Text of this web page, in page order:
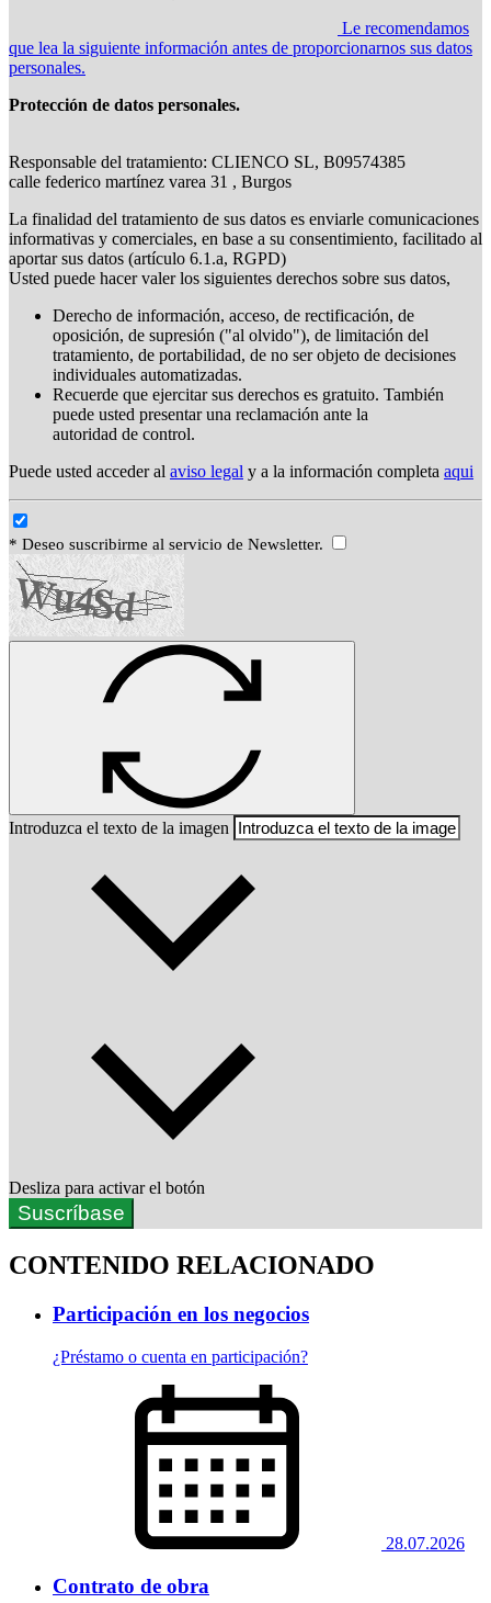
Le recomendamos
que lea la siguiente información antes de proporcionarnos sus datos
personales.
Protección de datos personales.
Responsable del tratamiento: CLIENCO SL, B09574385
calle federico martínez varea 31 , Burgos
La finalidad del tratamiento de sus datos es enviarle comunicaciones
informativas y comerciales, en base a su consentimiento, facilitado al
aportar sus datos (artículo 6.1.a, RGPD)
Usted puede hacer valer los siguientes derechos sobre sus datos,
Derecho de información, acceso, de rectificación, de
oposición, de supresión ("al olvido"), de limitación del
tratamiento, de portabilidad, de no ser objeto de decisiones
individuales automatizadas.
Recuerde que ejercitar sus derechos es gratuito. También
puede usted presentar una reclamación ante la
autoridad de control.
Puede usted acceder al aviso legal y a la información completa aqui
* Deseo suscribirme al servicio de Newsletter.
Introduzca el texto de la imagen
Desliza para activar el botón
Suscríbase
CONTENIDO RELACIONADO
Participación en los negocios
¿Préstamo o cuenta en participación?
28.07.2026
Contrato de obra